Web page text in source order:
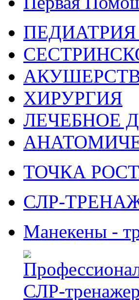
ХИРУРГИЯ
ЛЕЧЕБНОЕ
ТОЧКА
СЛР-
Манекены -